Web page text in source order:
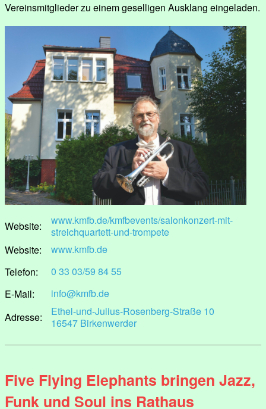
Vereinsmitglieder zu einem geselligen Ausklang eingeladen.
Website:
www.kmfb.de/kmfbevents/salonkonzert-mit-
streichquartett-und-trompete
Website:
www.kmfb.de
Telefon:
0 33 03/59 84 55
E-Mail:
info@kmfb.de
Adresse:
Ethel-und-Julius-Rosenberg-Straße 10
16547 Birkenwerder
Five Flying Elephants bringen Jazz,
Funk und Soul ins Rathaus